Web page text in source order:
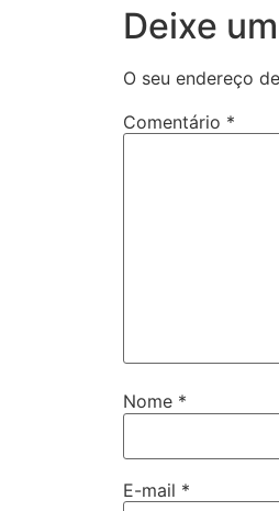
Deixe
O seu endereço
Comentário *
Nome *
E-mail *